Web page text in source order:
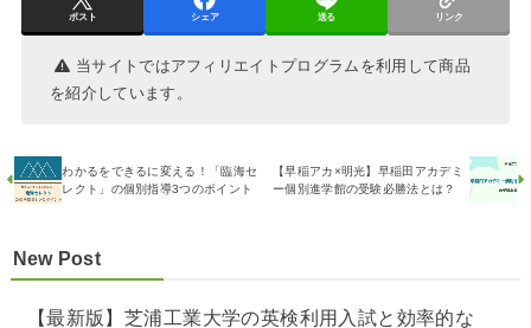
ポスト シェア 送る リンク
当サイトではアフィリエイトプログラムを利用して商品
を紹介しています。
わかるをできるに変える！「臨海セ
レクト」の個別指導3つのポイント
【早稲アカ×明光】早稲田アカデミ
ー個別進学館の受験必勝法とは？
New Post
【最新版】芝浦工業大学の英検利用入試と効率的な